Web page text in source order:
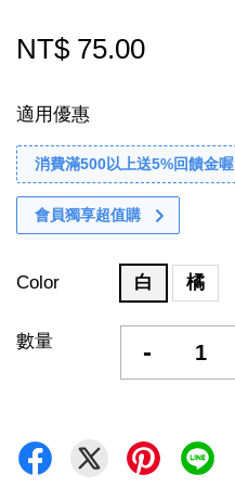
NT$ 75.00
適用優惠
消費滿500以上送5%回饋金喔
會員獨享超值購
Color 白 橘
數量 -